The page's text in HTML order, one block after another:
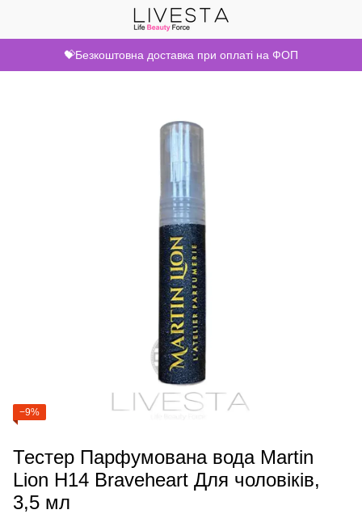
💝Безкоштовна доставка при оплаті на ФОП
−9%
Тестер Парфумована вода Martin
Lion H14 Braveheart Для чоловіків,
3,5 мл